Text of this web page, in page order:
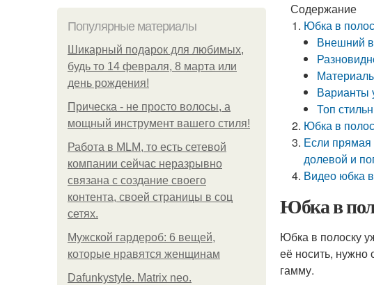
Популярные материалы
Шикарный подарок для любимых,
будь то 14 февраля, 8 марта или
день рождения!
Прическа - не просто волосы, а
мощный инструмент вашего стиля!
Работа в MLM, то есть сетевой
компании сейчас неразрывно
связана с создание своего
контента, своей страницы в соц
сетях.
Мужской гардероб: 6 вещей,
которые нравятся женщинам
Dafunkystyle. Matrix neo.
Содержание
Юбка в
Внешний
Варианты
Топ
Юбка в
Если прямая
долевой и
Видео юбка
Юбка в
Юбка в полоску
её носить, нужно
гамму.